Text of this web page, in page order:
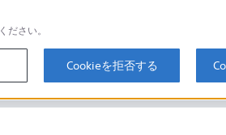
ガイド・お問
案内はこちら
海
ださい。
Cookieを拒否する